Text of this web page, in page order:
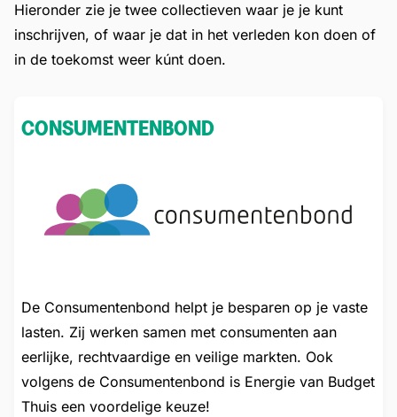
Hieronder zie je twee collectieven waar je je kunt
inschrijven, of waar je dat in het verleden kon doen of
in de toekomst weer kúnt doen.
CONSUMENTENBOND
De Consumentenbond helpt je besparen op je vaste
lasten. Zij werken samen met consumenten aan
eerlijke, rechtvaardige en veilige markten. Ook
volgens de Consumentenbond is Energie van Budget
Thuis een voordelige keuze!